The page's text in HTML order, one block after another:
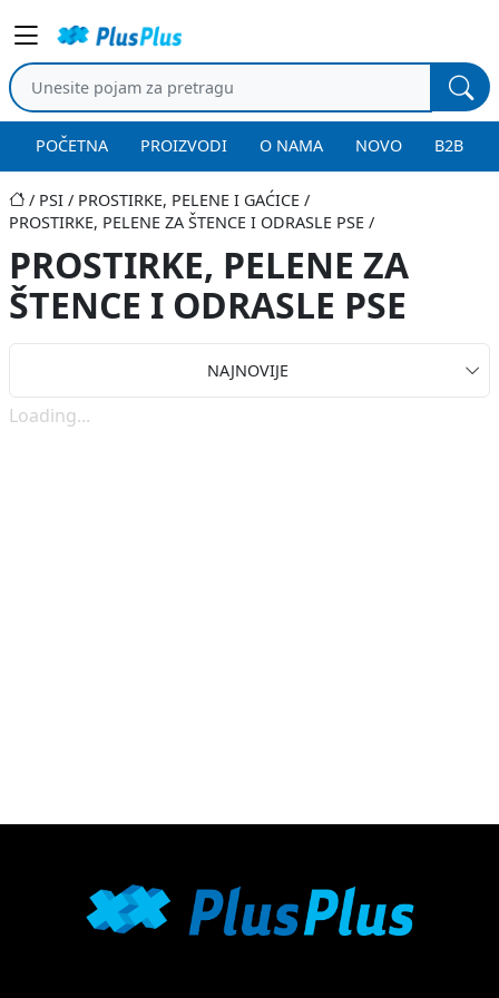
POČETNA PROIZVODI O NAMA NOVO B2B
PSI
PROSTIRKE, PELENE I GAĆICE
PROSTIRKE, PELENE ZA ŠTENCE I ODRASLE PSE
PROSTIRKE, PELENE ZA
ŠTENCE I ODRASLE PSE
NAJNOVIJE
Loading...